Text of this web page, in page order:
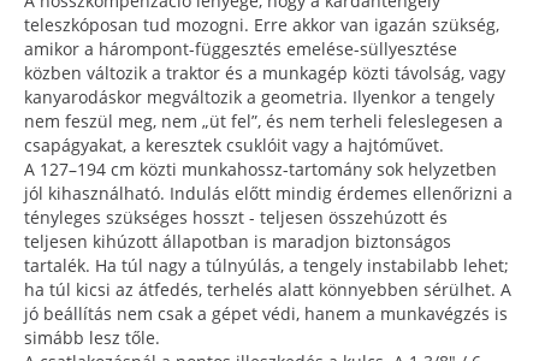
teleszkóposan tud mozogni. Erre akkor van igazán szükség,
amikor a hárompont-függesztés emelése-süllyesztése
közben változik a traktor és a munkagép közti távolság, vagy
kanyarodáskor megváltozik a geometria. Ilyenkor a tengely
nem feszül meg, nem „üt fel”, és nem terheli feleslegesen a
csapágyakat, a keresztek csuklóit vagy a hajtóművet.
A 127–194 cm közti munkahossz-tartomány sok helyzetben
jól kihasználható. Indulás előtt mindig érdemes ellenőrizni a
tényleges szükséges hosszt - teljesen összehúzott és
teljesen kihúzott állapotban is maradjon biztonságos
tartalék. Ha túl nagy a túlnyúlás, a tengely instabilabb lehet;
ha túl kicsi az átfedés, terhelés alatt könnyebben sérülhet. A
jó beállítás nem csak a gépet védi, hanem a munkavégzés is
simább lesz tőle.